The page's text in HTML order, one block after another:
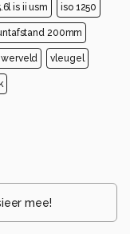
is ii usm iso 1250
200mm
vleugel
mee!